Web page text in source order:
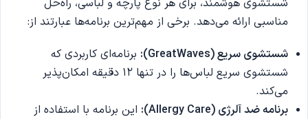
مناسبی ارائه می‌دهد. برخی از مهم‌ترین برنامه‌ها عبارتند از:
شستشوی سریع (GreatWaves):
برنامه‌ای کاربردی که
شستشوی سریع لباس‌ها را در تنها ۱۲ دقیقه امکان‌پذیر
می‌کند.
برنامه ضد آلرژی (Allergy Care):
این برنامه با استفاده از